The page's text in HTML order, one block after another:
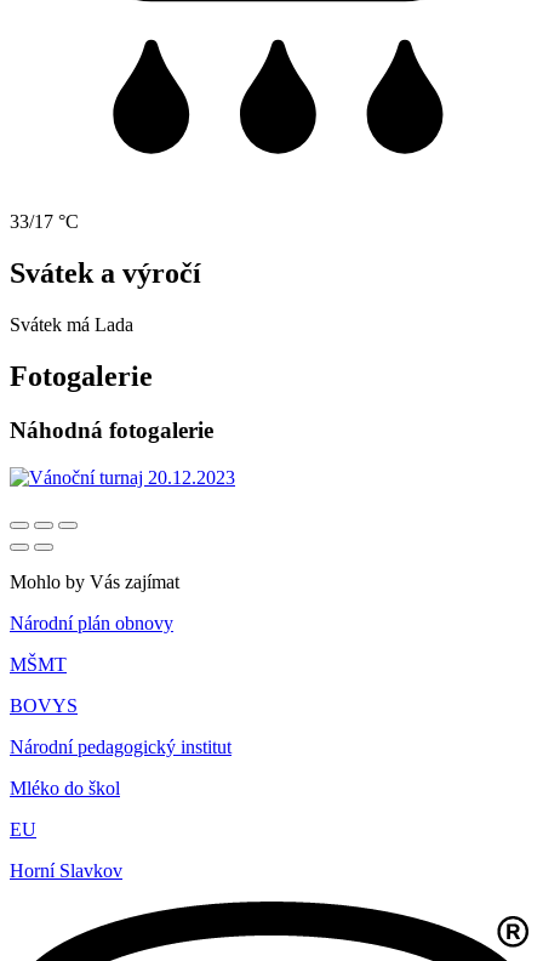
33/17 °C
Svátek a výročí
Svátek má Lada
Fotogalerie
Náhodná fotogalerie
Mohlo by Vás zajímat
Národní plán obnovy
MŠMT
BOVYS
Národní pedagogický institut
Mléko do škol
EU
Horní Slavkov